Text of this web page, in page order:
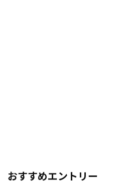
おすすめエントリー